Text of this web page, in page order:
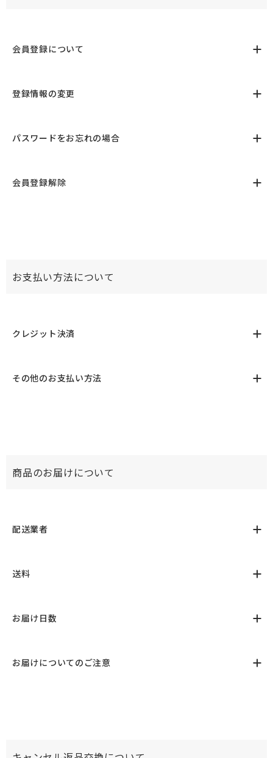
会員登録について
登録情報の変更
パスワードをお忘れの場合
会員登録解除
お支払い方法について
クレジット決済
その他のお支払い方法
商品のお届けについて
配送業者
送料
お届け日数
お届けについてのご注意